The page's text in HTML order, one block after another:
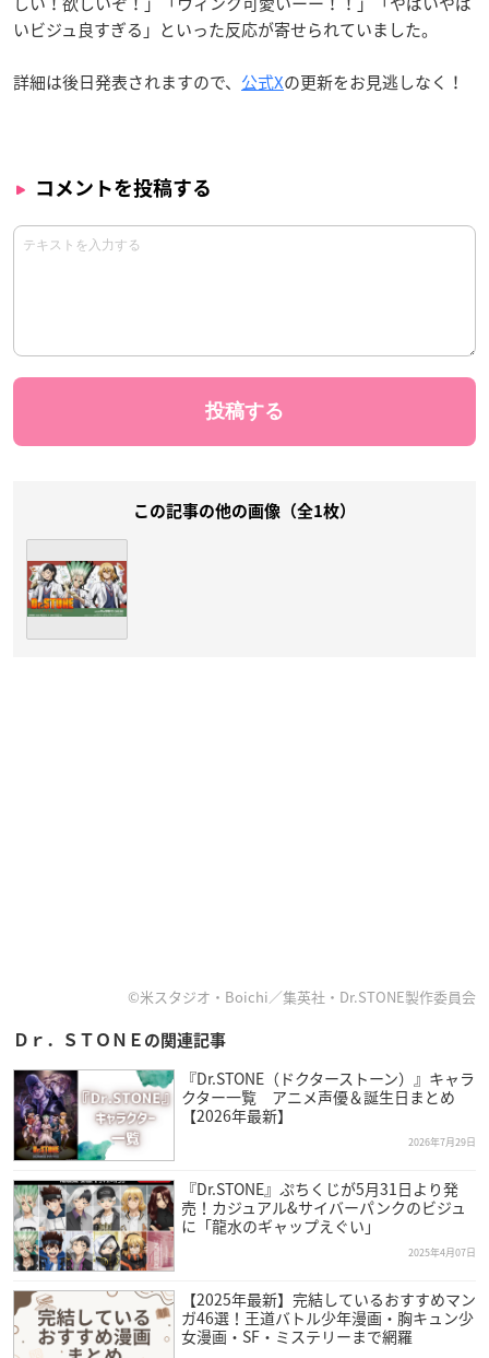
いビジュ良すぎる」といった反応が寄せられていました。
詳細は後日発表されますので、 公式Xの更新をお見逃しなく！
コメントを投稿する
この記事の他の画像（全1枚）
©米スタジオ・Boichi／集英社・Dr.STONE製作委員会
Ｄｒ．ＳＴＯＮＥの関連記事
『Dr.STONE（ドクターストーン）』キャラ
クター一覧 アニメ声優＆誕生日まとめ
【2026年最新】
2026年7月29日
『Dr.STONE』ぷちくじが5月31日より発
売！カジュアル&サイバーパンクのビジュ
に「龍水のギャップえぐい」
2025年4月07日
【2025年最新】完結しているおすすめマン
ガ46選！王道バトル少年漫画・胸キュン少
女漫画・SF・ミステリーまで網羅